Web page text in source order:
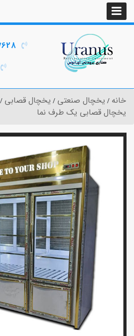
خانه یخچال صنعتی یخچال قصابی
یخچال قصابی یک طرف نما